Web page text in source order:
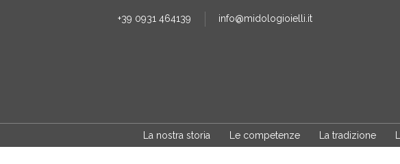
+39 0931 464139 info@midologioielli.it
La nostra storia Le competenze La tradizione